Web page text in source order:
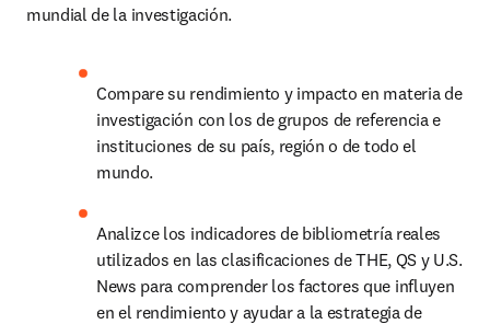
mundial de la investigación.
Compare su rendimiento y impacto en materia de
investigación con los de grupos de referencia e
instituciones de su país, región o de todo el
mundo.
Analizce los indicadores de bibliometría reales
utilizados en las clasificaciones de THE, QS y U.S.
News para comprender los factores que influyen
en el rendimiento y ayudar a la estrategia de